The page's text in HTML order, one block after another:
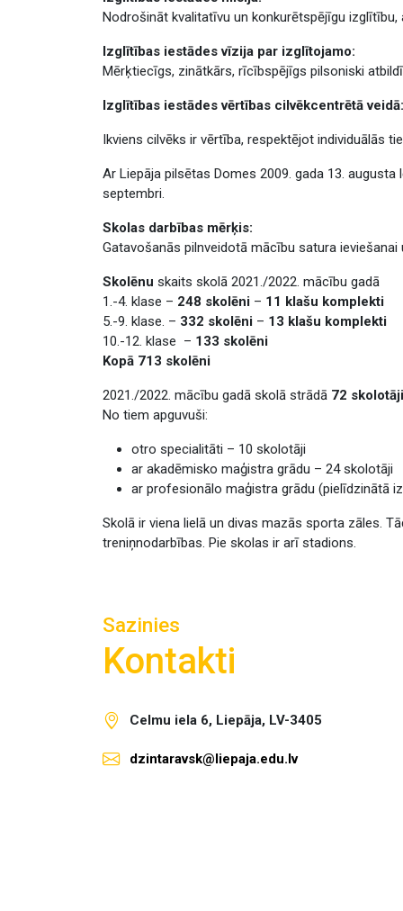
Nodrošināt kvalitatīvu un konkurētspējīgu
Izglītības iestādes vīzija par izglītojamo:
Mērķtiecīgs, zinātkārs, rīcībspējīgs pilsoniski
Izglītības iestādes vērtības cilvēkcentrētā veidā:
Ikviens cilvēks ir vērtība, respektējot individuālās
Ar Liepāja pilsētas Domes 2009. gada 13.
septembri.
Skolas darbības mērķis:
Gatavošanās pilnveidotā mācību satura
Skolēnu skaits skolā 2021./2022. mācību gadā
1.-4. klase – 248 skolēni – 11 klašu komplekti
5.-9. klase. – 332 skolēni – 13 klašu komplekti
10.-12. klase – 133 skolēni
Kopā 713 skolēni
2021./2022. mācību gadā skolā strādā 72 skolotāji
No tiem apguvuši:
otro specialitāti – 10 skolotāji
ar akadēmisko maģistra grādu – 24 skolotāji
ar profesionālo maģistra grādu (pielīdzinātā
Skolā ir viena lielā un divas mazās sporta zāles.
treniņnodarbības. Pie skolas ir arī stadions.
Sazinies
Kontakti
Celmu iela 6, Liepāja, LV-3405
dzintaravsk@liepaja.edu.lv